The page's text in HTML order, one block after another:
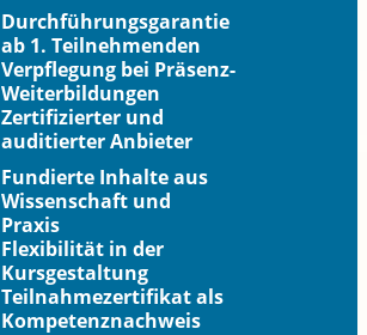
Durchführungsgarantie
ab 1. Teilnehmenden
Verpflegung bei Präsenz-
Weiterbildungen
Zertifizierter und
auditierter Anbieter
Fundierte Inhalte aus
Wissenschaft und
Praxis
Flexibilität in der
Kursgestaltung
Teilnahmezertifikat als
Kompetenznachweis